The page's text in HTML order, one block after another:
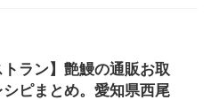
トラン】艶鰻の通販お取
シピまとめ。愛知県西尾